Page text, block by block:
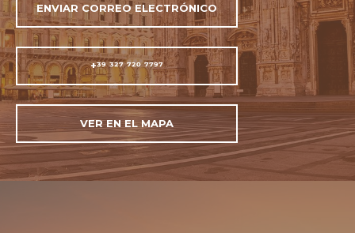
ENVIAR CORREO ELECTRÓNICO
+39 327 720 7797
VER EN EL MAPA